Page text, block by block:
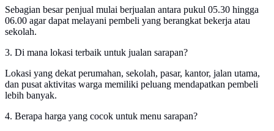
Sebagian besar penjual mulai berjualan antara pukul 05.30 hingga
06.00 agar dapat melayani pembeli yang berangkat bekerja atau
sekolah.
3. Di mana lokasi terbaik untuk jualan sarapan?
Lokasi yang dekat perumahan, sekolah, pasar, kantor, jalan utama,
dan pusat aktivitas warga memiliki peluang mendapatkan pembeli
lebih banyak.
4. Berapa harga yang cocok untuk menu sarapan?